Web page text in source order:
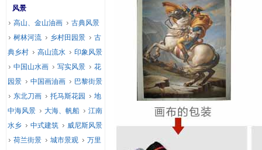
风景
高山、金山油画
古典风景
树林河流
乡村田园景
古
典乡村
高山流水
印象风景
中国山水画
写实风景
花
园景
中国画油画
巴黎街景
东北刀画
托马斯花园
地
中海风景
大海、帆船
江南
水乡
中式建筑
威尼斯风景
荷兰街景
城市景观
万里